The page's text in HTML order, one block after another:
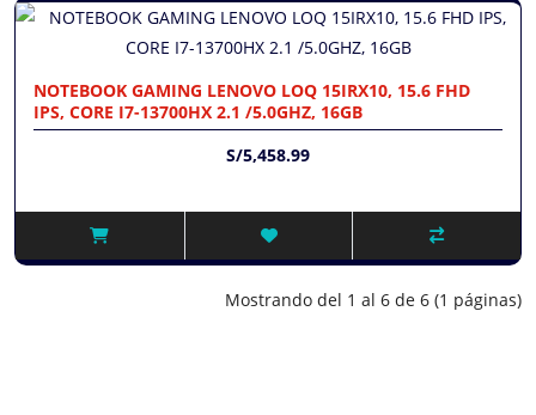
NOTEBOOK GAMING LENOVO LOQ 15IRX10, 15.6 FHD
IPS, CORE I7-13700HX 2.1 /5.0GHZ, 16GB
S/5,458.99
Mostrando del 1 al 6 de 6 (1 páginas)